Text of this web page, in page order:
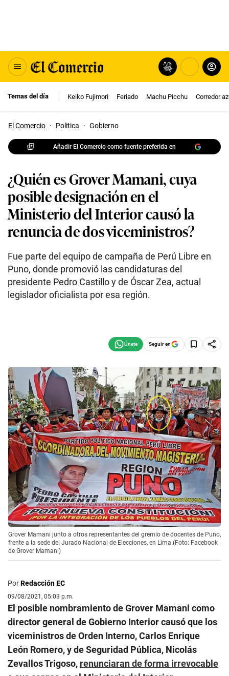
Temas del día Keiko Fujimori Feriado Machu Picchu Corredor
El Comercio · Politica · Gobierno
Añadir El Comercio como fuente preferida en
¿Quién es Grover Mamani, cuya
posible designación en el
Ministerio del Interior causó la
renuncia de dos viceministros?
Fue parte del equipo de campaña de Perú Libre en
Puno, donde promovió las candidaturas del
presidente Pedro Castillo y de Óscar Zea, actual
legislador oficialista por esa región.
Seguir en
Grover Mamani junto a otros representantes del gremio de docentes de Puno,
frente a la sede del Jurado Nacional de Elecciones, en Lima.(Foto: Facebook
de Grover Mamani)
PorRedacción EC
09/08/2021, 05:03 p.m.
El posible nombramiento de Grover Mamani como
director general de Gobierno Interior causó que los
viceministros de Orden Interno, Carlos Enrique
León Romero, y de Seguridad Pública, Nicolás
Zevallos Trigoso, renunciaran de forma irrevocable